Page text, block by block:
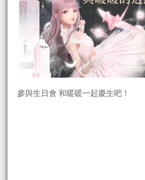
參與生日會 和暖暖一起慶生吧！